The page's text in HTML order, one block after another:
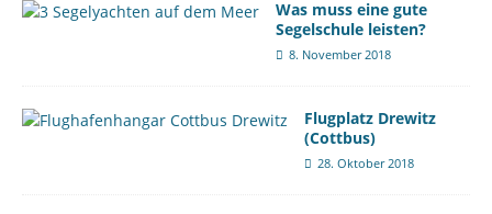
Was muss eine gute
Segelschule leisten?
8. November 2018
Flugplatz Drewitz
(Cottbus)
28. Oktober 2018